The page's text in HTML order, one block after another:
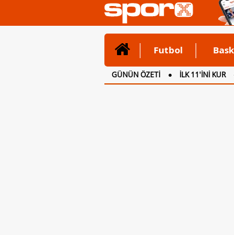
Futbol
GÜNÜN ÖZETİ İLK 11'İNİ KUR
CANLI ANLATIM
İNGİLTERE